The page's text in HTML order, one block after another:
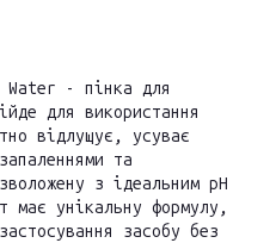
- пінка для
для використання
відлущує, усуває
та
з ідеальним pH
має унікальну формулу,
засобу без